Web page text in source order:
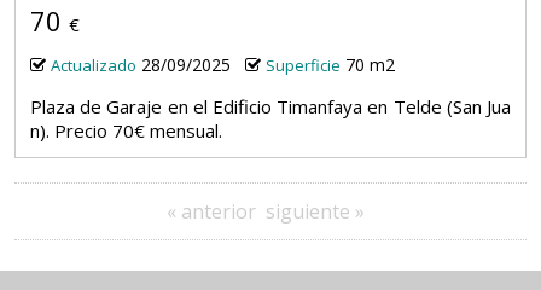
70 €
Actualizado 28/09/2025 Superficie 70 m2
Plaza de Garaje en el Edificio Timanfaya en Telde (San Jua
n). Precio 70€ mensual.
« anterior siguiente »